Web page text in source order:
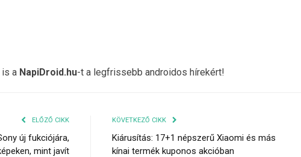
is a NapiDroid.hu-t a legfrissebb androidos hírekért!
ELŐZŐ CIKK
új fukciójára,
mint javít
KÖVETKEZŐ CIKK
Kiárusítás: 17+1 népszerű Xiaomi és más
kínai termék kuponos akcióban